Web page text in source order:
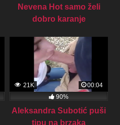
Nevena Hot samo želi
dobro karanje
21K
00:04
90%
Aleksandra Subotić puši
tipu na brzaka